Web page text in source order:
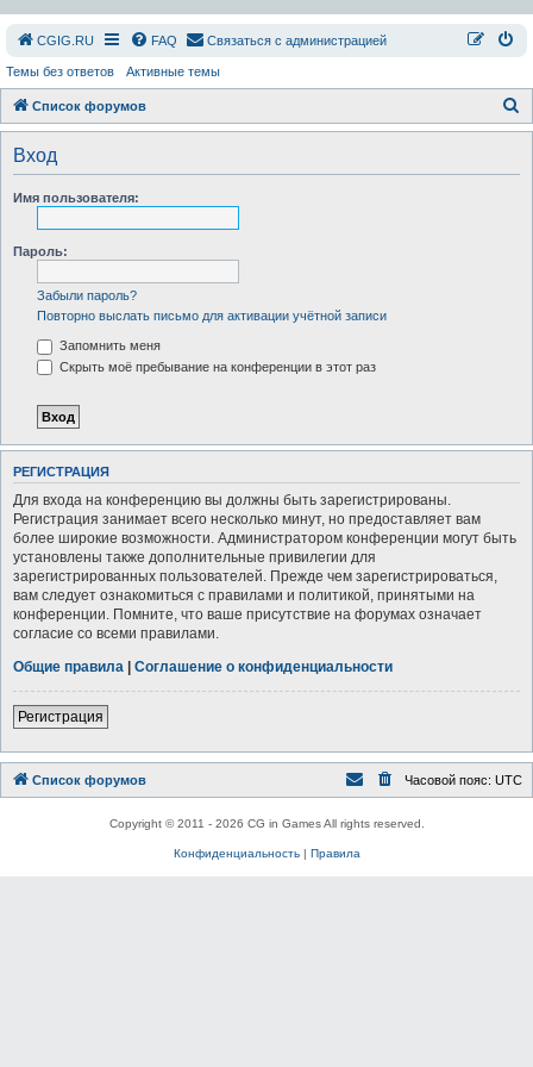
СGIG.RU FAQ Связаться с администрацией
Темы без ответов Активные темы
Список форумов
о
Вход
Имя пользователя:
Пароль:
Забыли пароль?
Повторно выслать письмо для активации учётной записи
Запомнить меня
Скрыть моё пребывание на конференции в этот раз
РЕГИСТРАЦИЯ
Для входа на конференцию вы должны быть зарегистрированы.
Регистрация занимает всего несколько минут, но предоставляет вам
более широкие возможности. Администратором конференции могут быть
установлены также дополнительные привилегии для
зарегистрированных пользователей. Прежде чем зарегистрироваться,
вам следует ознакомиться с правилами и политикой, принятыми на
конференции. Помните, что ваше присутствие на форумах означает
согласие со всеми правилами.
Общие правила | Соглашение о конфиденциальности
Регистрация
Список форумов Часовой пояс: UTC
Copyright © 2011 - 2026 CG in Games All rights reserved.
Конфиденциальность| Правила